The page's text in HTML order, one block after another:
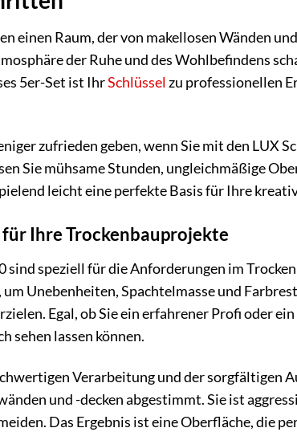
einen Raum, der von makellosen Wänden
der Ruhe und des Wohlbefindens
5er-Set ist IhrSchlüsselzu professionellen
zufrieden geben, wenn Sie mit den LUX
Sie mühsame Stunden, ungleichmäßige
leicht eine perfekte Basis für Ihre
Ihre Trockenbauprojekte
sind speziell für die Anforderungen im
Unebenheiten, Spachtelmasse und
Egal, ob Sie ein erfahrener Profi oder
sehen lassen können.
Verarbeitung und der sorgfältigen
und -decken abgestimmt. Sie ist
Das Ergebnis ist eine Oberfläche, die